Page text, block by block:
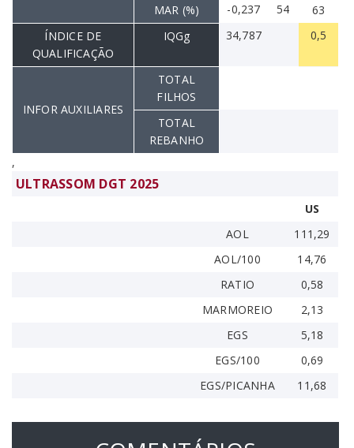
MAR (%)
-0,237 54
63
ÍNDICE DE
QUALIFICAÇÃO
IQGg 34,787 0,5
INFOR AUXILIARES
TOTAL
FILHOS
TOTAL
REBANHO
,
ULTRASSOM DGT 2025
US
AOL
111,29
AOL/100
14,76
RATIO
0,58
MARMOREIO
2,13
EGS
5,18
EGS/100
0,69
EGS/PICANHA
11,68